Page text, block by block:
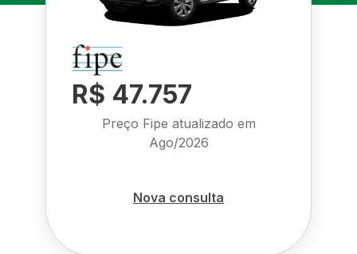
R$ 47.757
Preço Fipe atualizado em
Ago/2026
Nova consulta